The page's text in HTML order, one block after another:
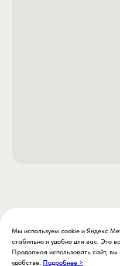
Мы используем cookie и Яндекс
стабильно и удобно для вас. Это
Продолжая использовать сайт,
удобстве. Подробнее >